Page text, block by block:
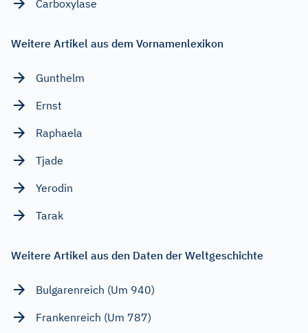
Carboxylase
Weitere Artikel aus dem Vornamenlexikon
Gunthelm
Ernst
Raphaela
Tjade
Yerodin
Tarak
Weitere Artikel aus den Daten der Weltgeschichte
Bulgarenreich (Um 940)
Frankenreich (Um 787)